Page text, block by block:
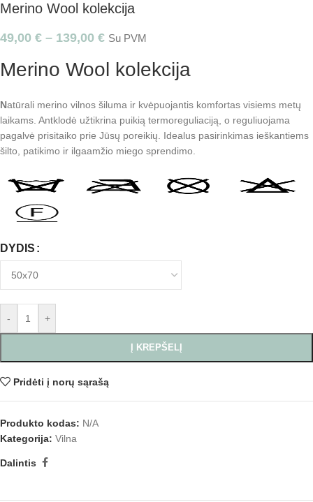
Merino Wool kolekcija
49,00 € – 139,00 € Su PVM
Merino Wool kolekcija
Natūrali merino vilnos šiluma ir kvėpuojantis komfortas visiems metų
laikams. Antklodė užtikrina puikią termoreguliaciją, o reguliuojama
pagalvė prisitaiko prie Jūsų poreikių. Idealus pasirinkimas ieškantiems
šilto, patikimo ir ilgaamžio miego sprendimo.
DYDIS
- +
Į KREPŠELĮ
Pridėti į norų sąrašą
Produkto kodas: N/A
Kategorija: Vilna
Dalintis